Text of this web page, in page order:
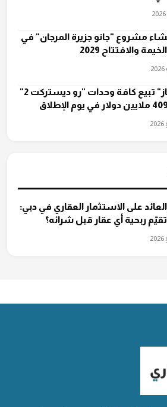
مشروع "جانو جزيرة المرجان" في
والافتتاح 2029
"امتياز" تبيع كافة وحدات "رو ديستركت 2"
على الاستثمار العقاري في دبي:
ربحية أي عقار قبل شرائه؟